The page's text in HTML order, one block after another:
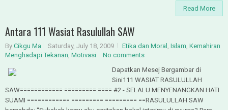
Read More
Antara 111 Wasiat Rasulullah SAW
By Cikgu Ma Saturday, July 18, 2009 Etika dan Moral Islam Kemahiran
Menghadapi Tekanan Motivasi
No comments
Dapatkan Mesej Bergambar di
Sini111 WASIAT RASULULLAH
SAW============ ========= ==== #2 - SELALU MENYENANGKAN HATI
SUAMI ============ ========= ========= ==RASULULLAH SAW